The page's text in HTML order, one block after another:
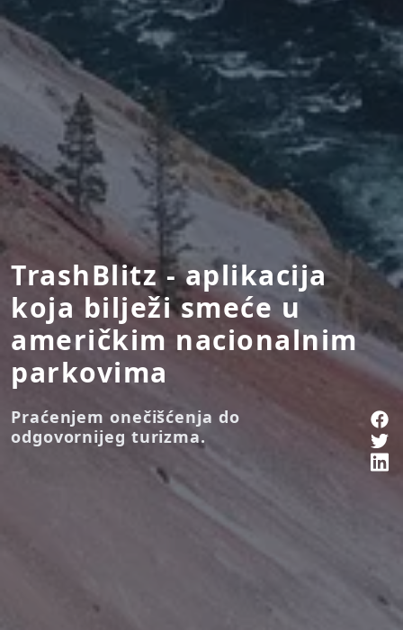
TrashBlitz - aplikacija
koja bilježi smeće u
američkim nacionalnim
parkovima
Praćenjem onečišćenja do
odgovornijeg turizma.